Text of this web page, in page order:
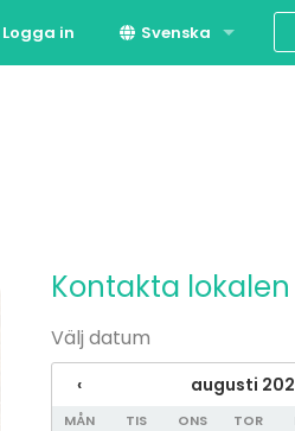
Logga in Svenska
Kontakta lokalen
Välj datum
‹ augusti
MÅN TIS ONS TOR